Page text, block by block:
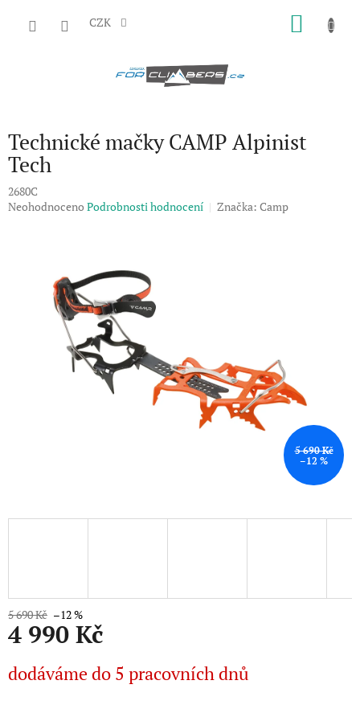
CZK
Technické mačky CAMP Alpinist
Tech
2680C
Průměrné
hvězdiček.
Neohodnoceno Podrobnosti hodnocení Značka: Camp
5 690 Kč
–12 %
5 690 Kč –12 %
4 990 Kč
cena:
dodáváme do 5 pracovních dnů